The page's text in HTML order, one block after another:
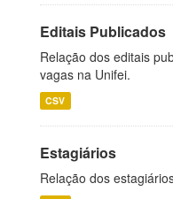
Editais Publicados
Relação dos editais
vagas na Unifei.
CSV
Estagiários
Relação dos